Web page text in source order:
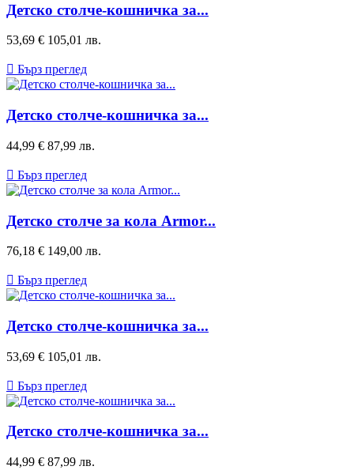
Детско столче-кошничка за...
Цена
53,69 € 105,01 лв.
 Бърз преглед
Детско столче-кошничка за...
Цена
44,99 € 87,99 лв.
 Бърз преглед
Детско столче за кола Armor...
Цена
76,18 € 149,00 лв.
 Бърз преглед
Детско столче-кошничка за...
Цена
53,69 € 105,01 лв.
 Бърз преглед
Детско столче-кошничка за...
Цена
44,99 € 87,99 лв.